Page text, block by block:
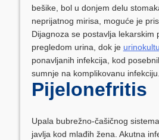
bešike, bol u donjem delu
neprijatnog mirisa, moguće je
Dijagnoza se postavlja lekarskim
pregledom urina, dok je
ponavljanih infekcija, kod
sumnje na komplikovanu infekciju.
Pijelonefritis
Upala bubrežno-čašičnog
javlja kod mlađih žena. Akutna